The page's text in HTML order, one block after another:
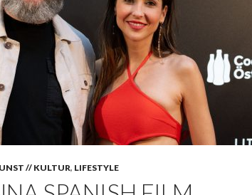
// KULTUR, LIFESTYLE